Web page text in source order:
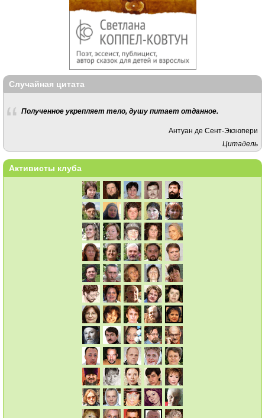
Случайная цитата
Полученное укрепляет тело, душу питает отданное.
Антуан де Сент-Экзюпери
Цитадель
Активисты клуба